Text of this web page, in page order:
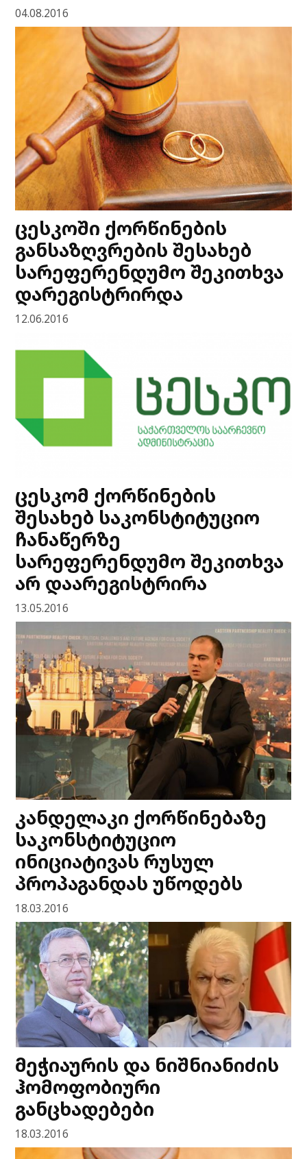
04.08.2016
ცესკოში ქორწინების
განსაზღვრების შესახებ
სარეფერენდუმო შეკითხვა
დარეგისტრირდა
12.06.2016
ცესკომ ქორწინების
შესახებ საკონსტიტუციო
ჩანაწერზე
სარეფერენდუმო შეკითხვა
არ დაარეგისტრირა
13.05.2016
კანდელაკი ქორწინებაზე
საკონსტიტუციო
ინიციატივას რუსულ
პროპაგანდას უწოდებს
18.03.2016
მეჭიაურის და ნიშნიანიძის
ჰომოფობიური
განცხადებები
18.03.2016